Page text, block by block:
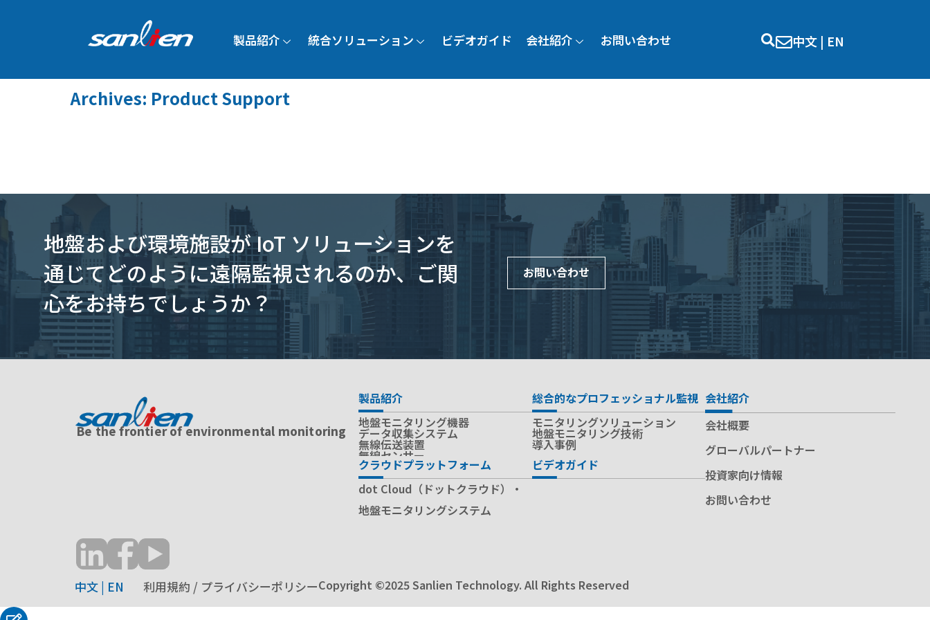
製品紹介 統合ソリューション ビデオガイド 会社紹介 お問い合わせ 中文 | EN
Archives: Product Support
地盤および環境施設が IoT ソリューションを
通じてどのように遠隔監視されるのか、ご関
心をお持ちでしょうか？
お問い合わせ
Be the frontier of environmental monitoring
製品紹介
地盤モニタリング機器
データ収集システム
無線伝送装置
無線センサー
クラウドプラットフォーム
dot Cloud（ドットクラウド）・
地盤モニタリングシステム
総合的なプロフェッショナル監視
モニタリングソリューション
地盤モニタリング技術
導入事例
ビデオガイド
会社紹介
会社概要
グローバルパートナー
投資家向け情報
お問い合わせ
中文 | EN 利用規約 / プライバシーポリシーCopyright ©2025 Sanlien Technology. All Rights Reserved